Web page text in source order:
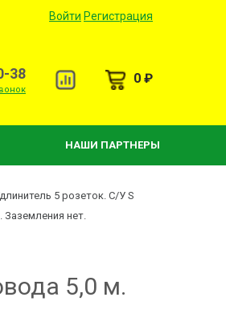
Войти Регистрация
38 0 ₽
НАШИ ПАРТНЕРЫ
5 розеток. С/У S
Заземления нет.
5,0 м.